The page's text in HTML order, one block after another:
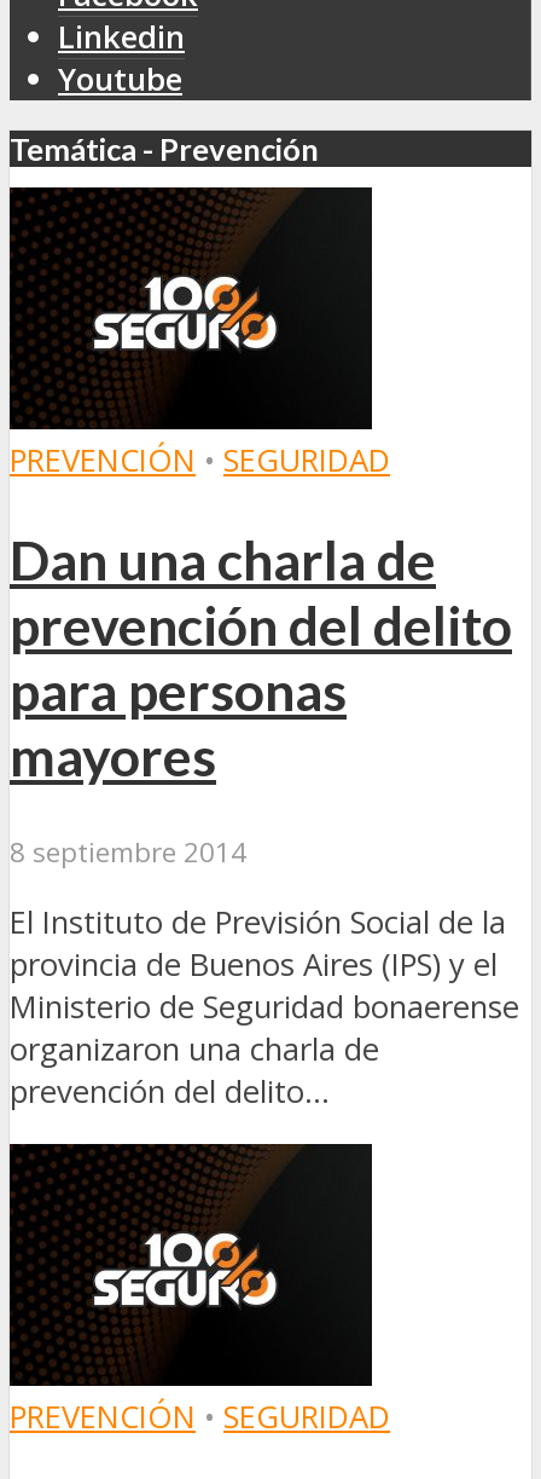
Linkedin
Youtube
Temática - Prevención
PREVENCIÓN • SEGURIDAD
Dan una charla de
prevención del delito
para personas
mayores
8 septiembre 2014
El Instituto de Previsión Social de la
provincia de Buenos Aires (IPS) y el
Ministerio de Seguridad bonaerense
organizaron una charla de
prevención del delito...
PREVENCIÓN • SEGURIDAD